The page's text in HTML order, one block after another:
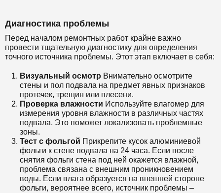
Диагностика проблемы
Перед началом ремонтных работ крайне важно
провести тщательную диагностику для определения
точного источника проблемы. Этот этап включает в себя:
Визуальный осмотр Внимательно осмотрите
стены и пол подвала на предмет явных признаков
протечек, трещин или плесени.
Проверка влажности Используйте влагомер для
измерения уровня влажности в различных частях
подвала. Это поможет локализовать проблемные
зоны.
Тест с фольгой Прикрепите кусок алюминиевой
фольги к стене подвала на 24 часа. Если после
снятия фольги стена под ней окажется влажной,
проблема связана с внешним проникновением
воды. Если влага образуется на внешней стороне
фольги, вероятнее всего, источник проблемы –